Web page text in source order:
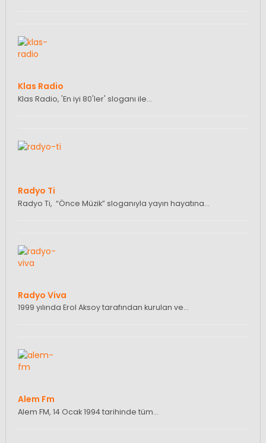
Klas Radio
Klas Radio, 'En iyi 80'ler' sloganı ile…
Radyo Ti
Radyo Ti, “Önce Müzik” sloganıyla yayın hayatına…
Radyo Viva
1999 yılında Erol Aksoy tarafından kurulan ve…
Alem Fm
Alem FM, 14 Ocak 1994 tarihinde tüm…